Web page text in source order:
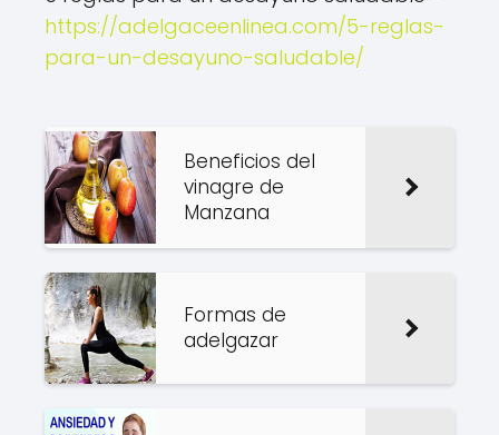
https://adelgaceenlinea.com/5-reglas-
para-un-desayuno-saludable/
Beneficios del
vinagre de
Manzana
Formas de
adelgazar